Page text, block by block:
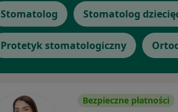
Stomatolog Stomatolog
Protetyk stomatologiczny
Bezpieczne płatności